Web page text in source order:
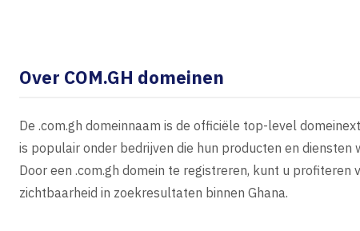
Over COM.GH domeinen
De .com.gh domeinnaam is de officiële top-level
is populair onder bedrijven die hun producten en
Door een .com.gh domein te registreren, kunt u
zichtbaarheid in zoekresultaten binnen Ghana.